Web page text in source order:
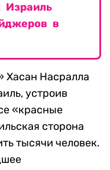
Израиль
в
Хасан Насралла
устроив
«красные
сторона
тысячи человек.